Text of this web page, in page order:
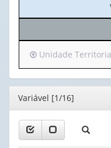
Irá
para
o
cabeçalho
(possui
apenas
1
valor):
Unidade
Editor
Variável [1/16]